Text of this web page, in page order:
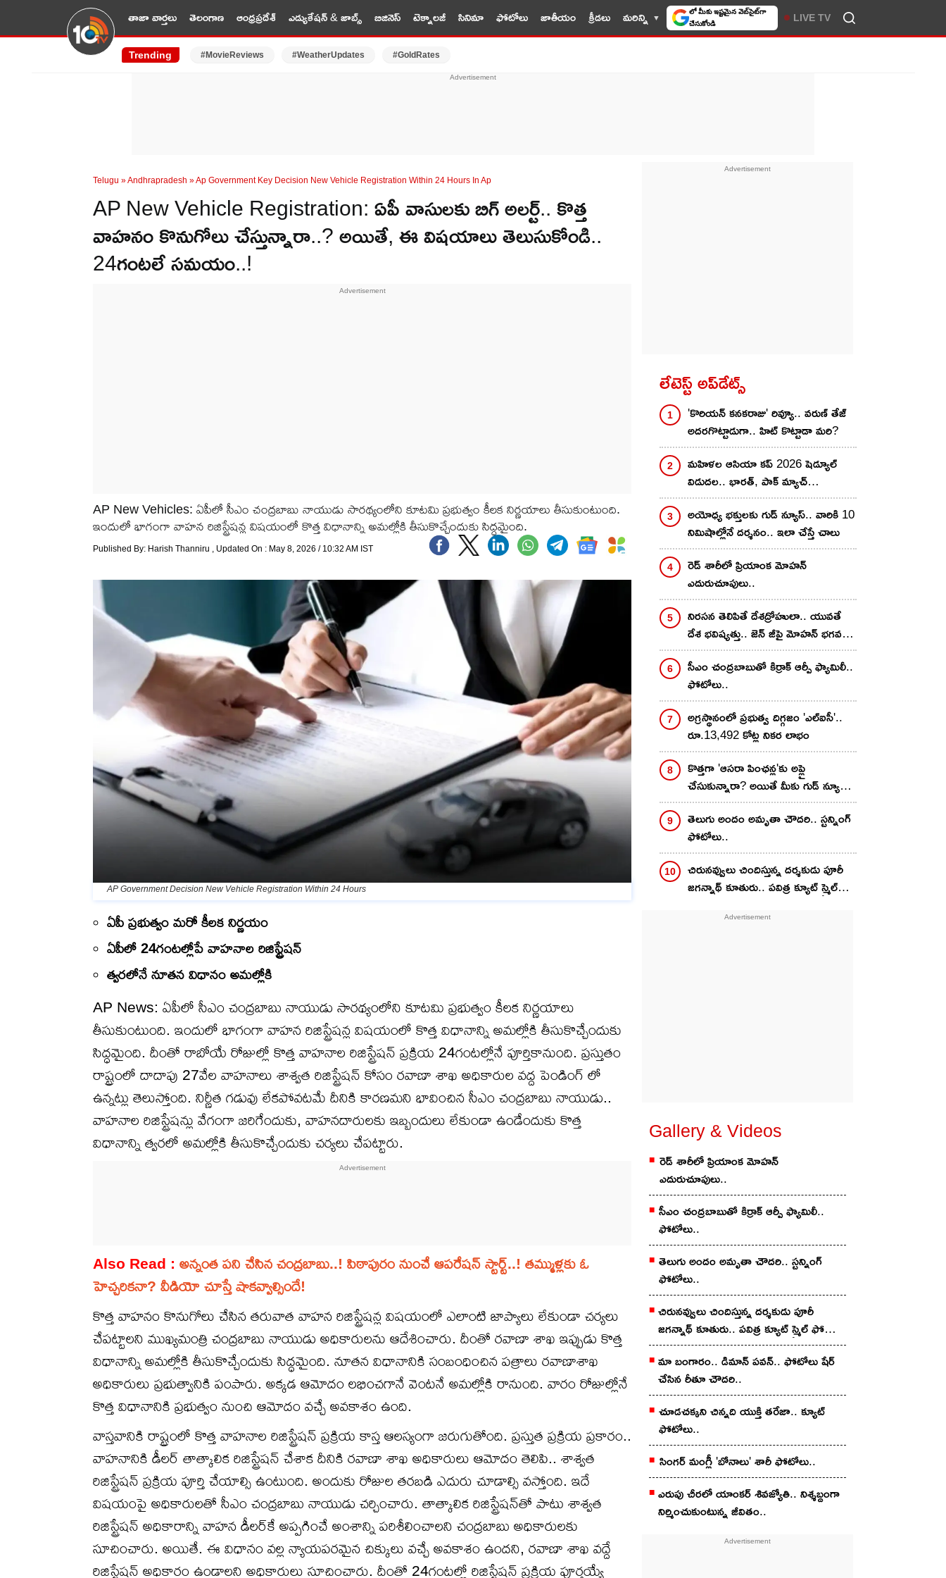
తాజా వార్తలు తెలంగాణ ఆంధ్రప్రదేశ్ ఎడ్యుకేషన్ & జాబ్స్ బిజినెస్ టెక్నాలజీ సినిమా ఫోటోలు జాతీయం క్రీడలు మరిన్ని 10TV సెలెక్ట్ చేసుకోండి LIVE TV
Trending #MovieReviews #WeatherUpdates #GoldRates
Telugu »Andhrapradesh »Ap Government Key Decision New Vehicle Registration Within 24 Hours In Ap
AP New Vehicle Registration: ఏపీ వాసులకు బిగ్ అలర్ట్.. కొత్త
వాహనం కొనుగోలు చేస్తున్నారా..? అయితే, ఈ విషయాలు తెలుసుకోండి..
24గంటలే సమయం..!
AP New Vehicles: ఏపీలో సీఎం చంద్రబాబు నాయుడు సారథ్యంలోని కూటమి ప్రభుత్వం కీలక నిర్ణయాలు తీసుకుంటుంది.
ఇందులో భాగంగా వాహన రిజిస్ట్రేషన్ల విషయంలో కొత్త విధానాన్ని అమల్లోకి తీసుకొచ్చేందుకు సిద్ధమైంది.
Published By: Harish Thanniru , Updated On : May 8, 2026 / 10:32 AM IST
AP Government Decision New Vehicle Registration Within 24 Hours
ఏపీ ప్రభుత్వం మరో కీలక నిర్ణయం
ఏపీలో 24గంటల్లోపే వాహనాల రిజిస్ట్రేషన్
త్వరలోనే నూతన విధానం అమల్లోకి
AP News: ఏపీలో సీఎం చంద్రబాబు నాయుడు సారథ్యంలోని కూటమి ప్రభుత్వం కీలక నిర్ణయాలు
తీసుకుంటుంది. ఇందులో భాగంగా వాహన రిజిస్ట్రేషన్ల విషయంలో కొత్త విధానాన్ని అమల్లోకి తీసుకొచ్చేందుకు
సిద్ధమైంది. దీంతో రాబోయే రోజుల్లో కొత్త వాహనాల రిజిస్ట్రేషన్ ప్రక్రియ 24గంటల్లోనే పూర్తికానుంది. ప్రస్తుతం
రాష్ట్రంలో దాదాపు 27వేల వాహనాలు శాశ్వత రిజిస్ట్రేషన్ కోసం రవాణా శాఖ అధికారుల వద్ద పెండింగ్ లో
ఉన్నట్లు తెలుస్తోంది. నిర్ణీత గడువు లేకపోవటమే దీనికి కారణమని భావించిన సీఎం చంద్రబాబు నాయుడు..
వాహనాల రిజిస్ట్రేషన్లు వేగంగా జరిగేందుకు, వాహనదారులకు ఇబ్బందులు లేకుండా ఉండేందుకు కొత్త
విధానాన్ని త్వరలో అమల్లోకి తీసుకొచ్చేందుకు చర్యలు చేపట్టారు.
Also Read : అన్నంత పని చేసిన చంద్రబాబు..! పిఠాపురం నుంచే ఆపరేషన్ స్టార్ట్..! తమ్ముళ్లకు ఓ
హెచ్చరికనా? వీడియో చూస్తే షాకవ్వాల్సిందే!
కొత్త వాహనం కొనుగోలు చేసిన తరువాత వాహన రిజిస్ట్రేషన్ల విషయంలో ఎలాంటి జాప్యాలు లేకుండా చర్యలు
చేపట్టాలని ముఖ్యమంత్రి చంద్రబాబు నాయుడు అధికారులను ఆదేశించారు. దీంతో రవాణా శాఖ ఇప్పుడు కొత్త
విధానాన్ని అమల్లోకి తీసుకొచ్చేందుకు సిద్ధమైంది. నూతన విధానానికి సంబంధించిన పత్రాలు రవాణాశాఖ
అధికారులు ప్రభుత్వానికి పంపారు. అక్కడ ఆమోదం లభించగానే వెంటనే అమల్లోకి రానుంది. వారం రోజుల్లోనే
కొత్త విధానానికి ప్రభుత్వం నుంచి ఆమోదం వచ్చే అవకాశం ఉంది.
వాస్తవానికి రాష్ట్రంలో కొత్త వాహనాల రిజిస్ట్రేషన్ ప్రక్రియ కాస్త ఆలస్యంగా జరుగుతోంది. ప్రస్తుత ప్రక్రియ ప్రకారం..
వాహనానికి డీలర్ తాత్కాలిక రిజిస్ట్రేషన్ చేశాక దీనికి రవాణా శాఖ అధికారులు ఆమోదం తెలిపి.. శాశ్వత
రిజిస్ట్రేషన్ ప్రక్రియ పూర్తి చేయాల్సి ఉంటుంది. అందుకు రోజుల తరబడి ఎదురు చూడాల్సి వస్తోంది. ఇదే
విషయంపై అధికారులతో సీఎం చంద్రబాబు నాయుడు చర్చించారు. తాత్కాలిక రిజిస్ట్రేషన్‌తో పాటు శాశ్వత
రిజిస్ట్రేషన్ అధికారాన్ని వాహన డీలర్‌కే అప్పగించే అంశాన్ని పరిశీలించాలని చంద్రబాబు అధికారులకు
సూచించారు. అయితే. ఈ విధానం వల్ల న్యాయపరమైన చిక్కులు వచ్చే అవకాశం ఉందని, రవాణా శాఖ వద్దే
రిజిస్ట్రేషన్ అధికారం ఉండాలని అధికారులు సూచించారు. దీంతో 24గంటల్లో రిజిస్ట్రేషన్ ప్రక్రియ పూర్తయ్యే
లేటెస్ట్ అప్‌డేట్స్
'కొరియన్ కనకరాజు' రివ్యూ.. వరుణ్ తేజ్
అదరగొట్టాడుగా.. హిట్ కొట్టాడా మరి?
మహిళల ఆసియా కప్ 2026 షెడ్యూల్
విడుద‌ల‌.. భార‌త్, పాక్ మ్యాచ్
ఎప్పుడంటే?
అయోధ్య భక్తులకు గుడ్ న్యూస్.. వారికి 10
నిమిషాల్లోనే దర్శనం.. ఇలా చేస్తే చాలు
రెడ్ శారీలో ప్రియాంక మోహ‌న్
ఎదురుచూపులు..
నిరసన తెలిపితే దేశద్రోహులా.. యువతే
దేశ భవిష్యత్తు.. జెన్ జీపై మోహన్ భగవత్
సంచలన వ్యాఖ్యలు!
సీఎం చంద్రబాబుతో కిర్రాక్ ఆర్పీ ఫ్యామిలీ..
ఫోటోలు..
అగ్రస్థానంలో ప్రభుత్వ దిగ్గజం 'ఎల్ఐసీ'..
రూ.13,492 కోట్ల నికర లాభం
కొత్తగా 'ఆసరా పింఛన్ల'కు అప్లై
చేసుకున్నారా? అయితే మీకు గుడ్ న్యూస్..
ఆరోజే డబ్బులు వేస్తారట
తెలుగు అందం అమృతా చౌద‌రి.. స్ట‌న్నింగ్
ఫోటోలు..
చిరున‌వ్వులు చిందిస్తున్న ద‌ర్శ‌కుడు పూరీ
జ‌గ‌న్నాథ్ కూతురు.. ప‌విత్ర క్యూట్ స్మైల్
Gallery & Videos
రెడ్ శారీలో ప్రియాంక మోహ‌న్
ఎదురుచూపులు..
సీఎం చంద్రబాబుతో కిర్రాక్ ఆర్పీ ఫ్యామిలీ..
ఫోటోలు..
తెలుగు అందం అమృతా చౌద‌రి.. స్ట‌న్నింగ్
ఫోటోలు..
చిరున‌వ్వులు చిందిస్తున్న ద‌ర్శ‌కుడు పూరీ
జ‌గ‌న్నాథ్ కూతురు.. ప‌విత్ర క్యూట్ స్మైల్ ఫోటోలు
వైర‌ల్..
మా బంగారం.. డిమాన్ ప‌వ‌న్.. ఫోటోలు షేర్
చేసిన రీతూ చౌద‌రి..
చూడ‌చ‌క్క‌ని చిన్న‌ది యుక్తి త‌రేజా.. క్యూట్
ఫోటోలు..
సింగ‌ర్ మంగ్లీ 'బోనాలు' శారీ ఫోటోలు..
ఎరుపు చీర‌లో యాంక‌ర్ శివ‌జ్యోతి.. నిశ్శబ్దంగా
నిర్మించుకుంటున్న జీవితం..